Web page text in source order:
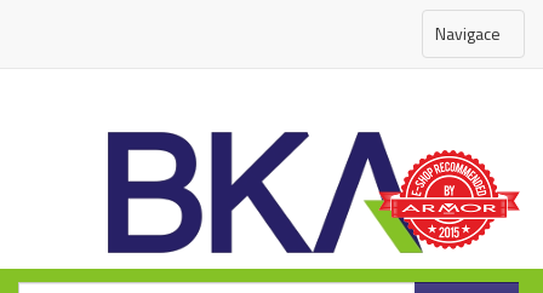
Navigace